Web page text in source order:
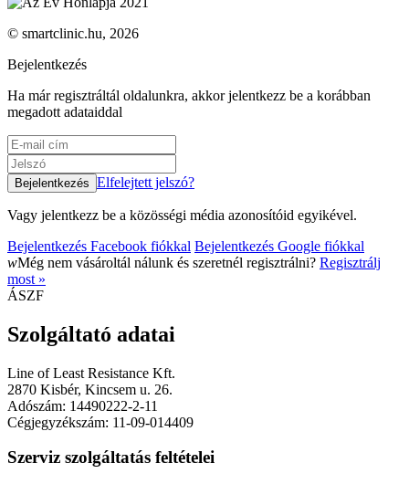
© smartclinic.hu, 2026
Bejelentkezés
Ha már regisztráltál oldalunkra, akkor jelentkezz be a korábban
megadott adataiddal
Elfelejtett jelszó?
Vagy jelentkezz be a közösségi média azonosítóid egyikével.
Bejelentkezés Facebook fiókkal Bejelentkezés Google fiókkal
wMég nem vásároltál nálunk és szeretnél regisztrálni? Regisztrálj
most »
ÁSZF
Szolgáltató adatai
Line of Least Resistance Kft.
2870 Kisbér, Kincsem u. 26.
Adószám: 14490222-2-11
Cégjegyzékszám: 11-09-014409
Szerviz szolgáltatás feltételei